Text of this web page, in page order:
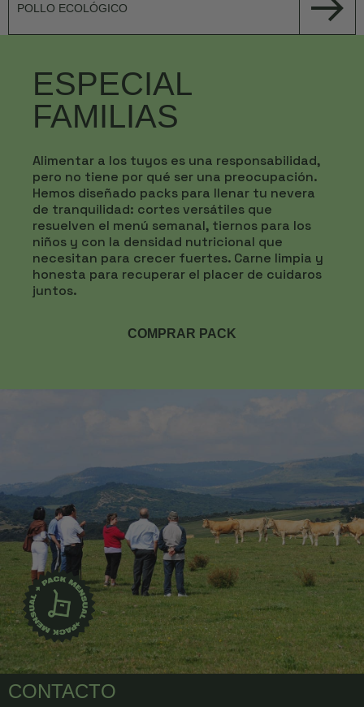
POLLO ECOLÓGICO
ESPECIAL
FAMILIAS
Alimentar a los tuyos es una responsabilidad,
pero no tiene por qué ser una preocupación.
Hemos diseñado packs para llenar tu nevera
de tranquilidad: cortes versátiles que
resuelven el menú semanal, tiernos para los
niños y con la densidad nutricional que
necesitan para crecer fuertes. Carne limpia y
honesta para recuperar el placer de cuidaros
juntos.
COMPRAR PACK
CONTACTO